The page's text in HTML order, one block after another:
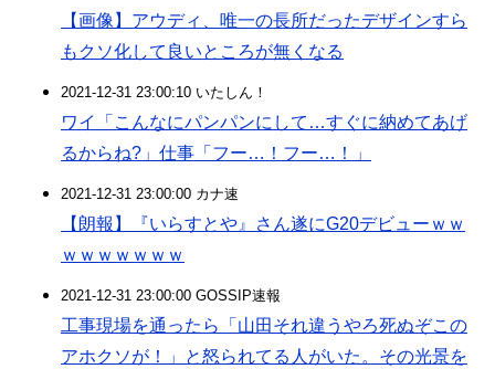
【画像】アウディ、唯一の長所だったデザインすら
もクソ化して良いところが無くなる
2021-12-31 23:00:10 いたしん！
ワイ「こんなにパンパンにして…すぐに納めてあげ
るからね?」仕事「フー…！フー…！」
2021-12-31 23:00:00 カナ速
【朗報】『いらすとや』さん遂にG20デビューｗｗ
ｗｗｗｗｗｗｗ
2021-12-31 23:00:00 GOSSIP速報
工事現場を通ったら「山田それ違うやろ死ぬぞこの
アホクソが！」と怒られてる人がいた。その光景を